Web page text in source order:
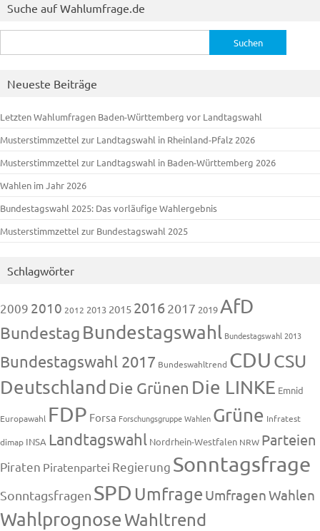
Suche auf Wahlumfrage.de
nach:
Neueste Beiträge
Letzten Wahlumfragen Baden-Württemberg vor Landtagswahl
Musterstimmzettel zur Landtagswahl in Rheinland-Pfalz 2026
Musterstimmzettel zur Landtagswahl in Baden-Württemberg 2026
Wahlen im Jahr 2026
Bundestagswahl 2025: Das vorläufige Wahlergebnis
Musterstimmzettel zur Bundestagswahl 2025
Schlagwörter
2009 2010 2012 2013 2015 20162017 2019AfD
Bundestag Bundestagswahl Bundestagswahl 2013
Bundestagswahl 2017 Bundeswahltrend CDUCSU
Deutschland Die Grünen Die LINKE Emnid
Europawahl FDP Forsa Forschungsgruppe Wahlen Grüne Infratest
dimap INSA Landtagswahl Nordrhein-Westfalen NRW Parteien
Piraten Piratenpartei Regierung Sonntagsfrage
Sonntagsfragen SPD Umfrage UmfragenWahlen
WahlprognoseWahltrend